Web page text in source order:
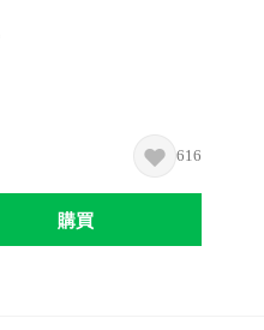
616
購買